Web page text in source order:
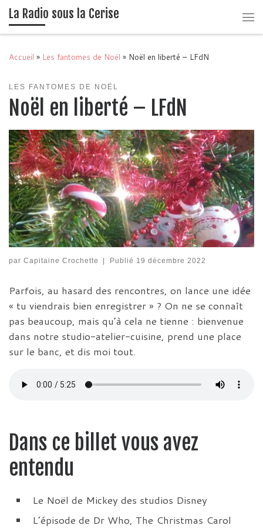
Passer au contenu
La Radio sous la Cerise
Accueil » Les fantomes de Noël » Noël en liberté – LFdN
LES FANTOMES DE NOËL
Noël en liberté – LFdN
par Capitaine Crochette | Publié 19 décembre 2022
Parfois, au hasard des rencontres, on lance une idée
« tu viendrais bien enregistrer » ? On ne se connaît
pas beaucoup, mais qu’à cela ne tienne : bienvenue
dans notre studio-atelier-cuisine, prend une place
sur le banc, et dis moi tout.
Dans ce billet vous avez
entendu
Le Noël de Mickey des studios Disney
L’épisode de Dr Who, The Christmas Carol